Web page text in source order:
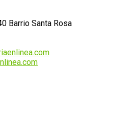
Barrio Santa Rosa